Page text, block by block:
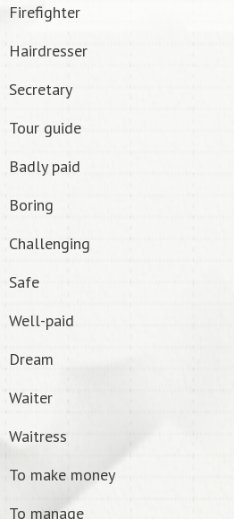
Firefighter
Hairdresser
Secretary
Tour guide
Badly paid
Boring
Challenging
Safe
Well-paid
Dream
Waiter
Waitress
To make money
To manage